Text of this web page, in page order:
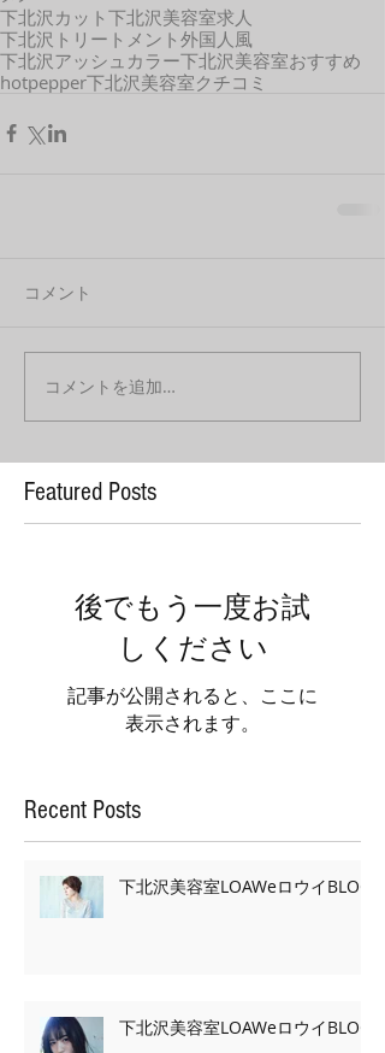
下北沢カット 下北沢美容室求人
下北沢トリートメント 外国人風
下北沢アッシュカラー下北沢美容室おすすめ
hotpepper下北沢美容室クチコミ
コメント
コメントを追加…
Featured Posts
後でもう一度お試
しください
記事が公開されると、ここに
表示されます。
Recent Posts
下北沢美容室LOAWeロウイBLOG
下北沢美容室LOAWeロウイBLOG